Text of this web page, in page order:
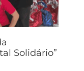
Solidário”